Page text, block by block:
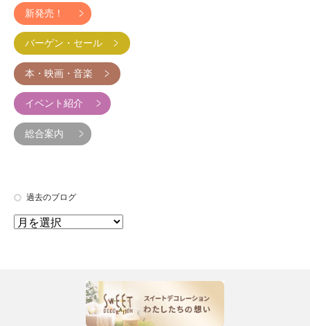
新発売！
バーゲン・セール
本・映画・音楽
イベント紹介
総合案内
過去のブログ